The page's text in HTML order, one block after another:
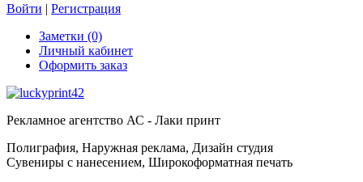
Войти | Регистрация
Заметки (0)
Личный кабинет
Оформить заказ
Рекламное агентство АС - Лаки принт
Полиграфия, Наружная реклама, Дизайн студия
Сувениры с нанесением, Широкоформатная печать